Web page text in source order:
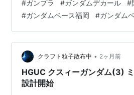
21:00 福岡県福岡市博多区住吉1丁
多サウスビル1階 施設面積：約247
年11月30日(水) 九州エリア初の「
#ガンプラ #ガンダムデカール #
#ガンダムベース福岡 #ガンダム
クラフト粒子散布中 • 2ヶ月前
HGUC クスィーガンダム(3)
設計開始